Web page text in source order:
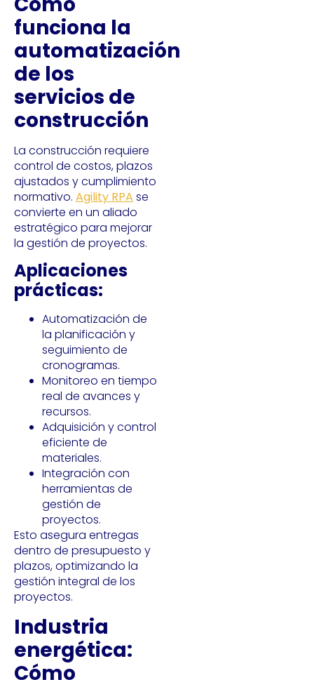
funciona la
automatización
de los
servicios de
construcción
La construcción requiere
control de costos, plazos
ajustados y cumplimiento
normativo. Agility RPA se
convierte en un aliado
estratégico para mejorar
la gestión de proyectos.
Aplicaciones
prácticas:
Automatización de
la planificación y
seguimiento de
cronogramas.
Monitoreo en tiempo
real de avances y
recursos.
Adquisición y control
eficiente de
materiales.
Integración con
herramientas de
gestión de
proyectos.
Esto asegura entregas
dentro de presupuesto y
plazos, optimizando la
gestión integral de los
proyectos.
Industria
energética:
Cómo